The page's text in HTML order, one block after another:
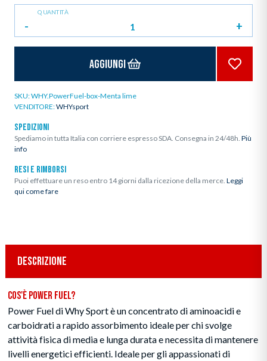
QUANTITÀ
- +
Aggiungi
SKU:WHY.PowerFuel-box-Menta lime
VENDITORE:WHYsport
SPEDIZIONI
Spediamo in tutta Italia con corriere espresso SDA. Consegna in 24/48h. Più
info
RESI E RIMBORSI
Puoi effettuare un reso entro 14 giorni dalla ricezione della merce. Leggi
qui come fare
DESCRIZIONE
Cos'è Power Fuel?
Power Fuel di Why Sport è un concentrato di aminoacidi e
carboidrati a rapido assorbimento ideale per chi svolge
attività fisica di media e lunga durata e necessita di mantenere
livelli energetici efficienti. Ideale per gli appassionati di